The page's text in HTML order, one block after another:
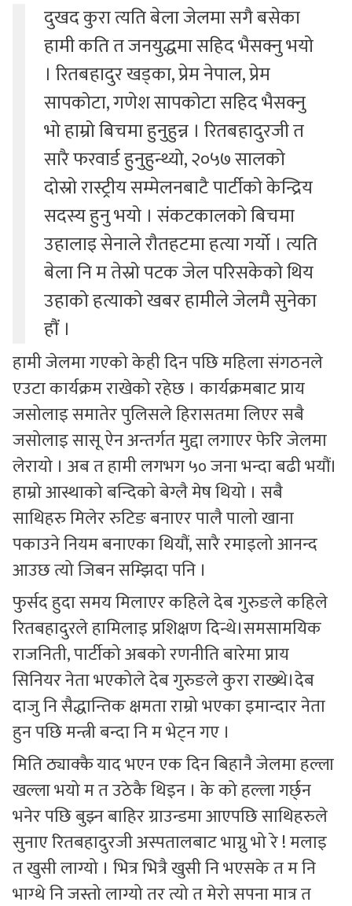
दुखद कुरा त्यति बेला जेलमा सगै बसेका
हामी कति त जनयुद्धमा सहिद भैसक्नु भयो
। रितबहादुर खड्का, प्रेम नेपाल, प्रेम
सापकोटा, गणेश सापकोटा सहिद भैसक्नु
भो हाम्रो बिचमा हुनुहुन्न । रितबहादुरजी त
सारै फरवार्ड हुनुहुन्थ्यो, २०५७ सालको
दोस्रो रास्ट्रीय सम्मेलनबाटै पार्टीको केन्द्रिय
सदस्य हुनु भयो । संकटकालको बिचमा
उहालाइ सेनाले रौतहटमा हत्या गर्यो । त्यति
बेला नि म तेस्रो पटक जेल परिसकेको थिय
उहाको हत्याको खबर हामीले जेलमै सुनेका
हौं ।
हामी जेलमा गएको केही दिन पछि महिला संगठनले
एउटा कार्यक्रम राखेको रहेछ । कार्यक्रमबाट प्राय
जसोलाइ समातेर पुलिसले हिरासतमा लिएर सबै
जसोलाइ सासू ऐन अन्तर्गत मुद्दा लगाएर फेरि जेलमा
लेरायो । अब त हामी लगभग ५० जना भन्दा बढी भयौं।
हाम्रो आस्थाको बन्दिको बेग्लै मेष थियो । सबै
साथिहरु मिलेर रुटिङ बनाएर पालै पालो खाना
पकाउने नियम बनाएका थियौं, सारै रमाइलो आनन्द
आउछ त्यो जिबन सम्झिदा पनि ।
फुर्सद हुदा समय मिलाएर कहिले देब गुरुङले कहिले
रितबहादुरले हामिलाइ प्रशिक्षण दिन्थे।समसामयिक
राजनिती, पार्टीको अबको रणनीति बारेमा प्राय
सिनियर नेता भएकोले देब गुरुङले कुरा राख्थे।देब
दाजु नि सैद्धान्तिक क्षमता राम्रो भएका इमान्दार नेता
हुन पछि मन्त्री बन्दा नि म भेट्न गए ।
मिति ठ्याक्कै याद भएन एक दिन बिहानै जेलमा हल्ला
खल्ला भयो म त उठेकै थिइन । के को हल्ला गर्छ्न
भनेर पछि बुझ्न बाहिर ग्राउन्डमा आएपछि साथिहरुले
सुनाए रितबहादुरजी अस्पतालबाट भाग्नु भो रे ! मलाइ
त खुसी लाग्यो । भित्र भित्रै खुसी नि भएसके त म नि
भाग्थे नि जस्तो लाग्यो तर त्यो त मेरो सपना मात्र त